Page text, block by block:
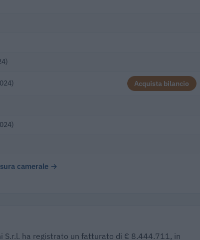
Acquista bilancio
camerale →
S.r.l. ha registrato un fatturato di € 8.444.711, in